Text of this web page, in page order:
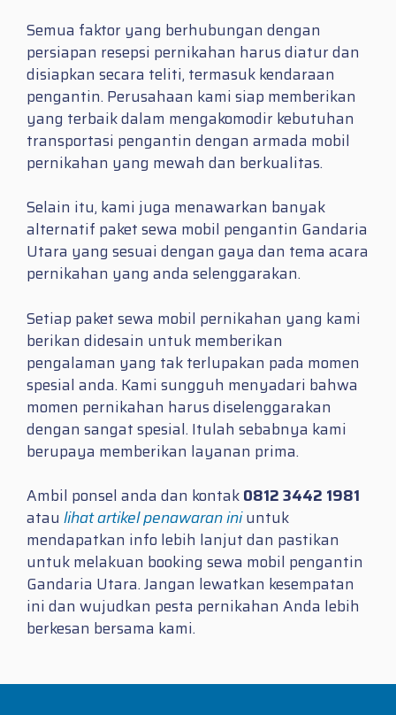
Semua faktor yang berhubungan dengan
persiapan resepsi pernikahan harus diatur dan
disiapkan secara teliti, termasuk kendaraan
pengantin. Perusahaan kami siap memberikan
yang terbaik dalam mengakomodir kebutuhan
transportasi pengantin dengan armada mobil
pernikahan yang mewah dan berkualitas.
Selain itu, kami juga menawarkan banyak
alternatif paket sewa mobil pengantin Gandaria
Utara yang sesuai dengan gaya dan tema acara
pernikahan yang anda selenggarakan.
Setiap paket sewa mobil pernikahan yang kami
berikan didesain untuk memberikan
pengalaman yang tak terlupakan pada momen
spesial anda. Kami sungguh menyadari bahwa
momen pernikahan harus diselenggarakan
dengan sangat spesial. Itulah sebabnya kami
berupaya memberikan layanan prima.
Ambil ponsel anda dan kontak0812 3442 1981
atau lihat artikel penawaran iniuntuk
mendapatkan info lebih lanjut dan pastikan
untuk melakuan booking sewa mobil pengantin
Gandaria Utara. Jangan lewatkan kesempatan
ini dan wujudkan pesta pernikahan Anda lebih
berkesan bersama kami.